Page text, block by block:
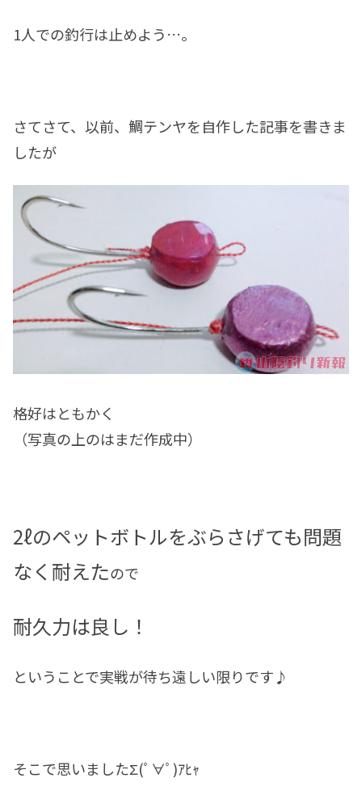
1人での釣行は止めよう…。
さてさて、以前、鯛テンヤを自作した記事を書きま
したが
格好はともかく
（写真の上のはまだ作成中）
2ℓのペットボトルをぶらさげても問題
なく耐えたので
耐久力は良し！
ということで実戦が待ち遠しい限りです♪
そこで思いましたΣ(ﾟ∀ﾟ)ｱﾋｬ